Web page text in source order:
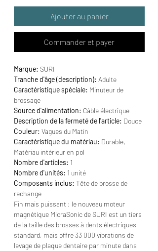
Ajouter au panier
Commander et payer
Marque: SURI
Tranche d'âge (description): Adulte
Caractéristique spéciale: Minuteur de
brossage
Source d'alimentation: Câble électrique
Description de la fermeté de l'article: Douce
Couleur: Vagues du Matin
Caractéristique du matériau: Durable,
Matériau intérieur en pol
Nombre d'articles: 1
Nombre d'unités: 1 unité
Composants inclus: Tête de brosse de
rechange
Fin mais puissant : le nouveau moteur
magnétique MicraSonic de SURI est un tiers
de la taille des brosses à dents électriques
standard, mais offre 33 000 vibrations de
levage de plaque dentaire par minute dans